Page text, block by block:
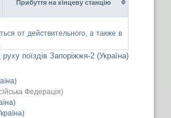
Прибуття на кінцеву станцію
от действительного, а также в
руху поїздів Запоріжжя-2 (Україна)
Федерація)